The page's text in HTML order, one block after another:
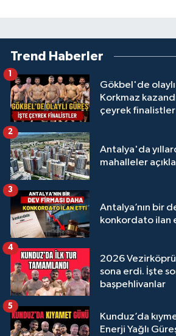
Trend Haberler
Gökbel'de
Korkmaz
çeyrek
1
Antalya'da
mahalleler
2
Antalya’nın bir
konkordato ilan
3
2026
sona erdi. İşte
başpehlivanlar
4
Kunduz’da
Enerji Yağlı
5